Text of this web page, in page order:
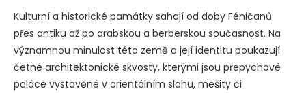
Kulturní a historické památky sahají od doby Féničanů
přes antiku až po arabskou a berberskou současnost. Na
významnou minulost této země a její identitu poukazují
četné architektonické skvosty, kterými jsou přepychové
paláce vystavěné v orientálním slohu, mešity či